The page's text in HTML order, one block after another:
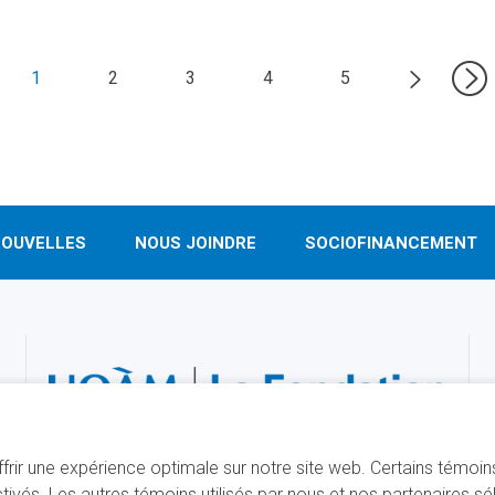
1 2 3 4 5
NOUS JOINDRE SOCIOFINANCEMENT
une expérience optimale sur notre site web. Certains